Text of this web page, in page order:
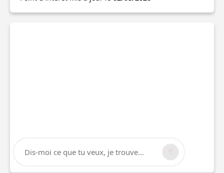
Dis-moi ce que tu veux, je trouve...